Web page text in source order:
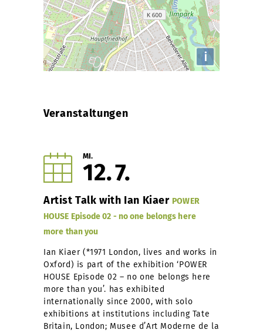
i
Veranstaltungen
MI.
12 7
Artist Talk with Ian Kiaer POWER
HOUSE Episode 02 - no one belongs here
more than you
Ian Kiaer (*1971 London, lives and works in
Oxford) is part of the exhibition ‘POWER
HOUSE Episode 02 – no one belongs here
more than you’. has exhibited
internationally since 2000, with solo
exhibitions at institutions including Tate
Britain, London; Musee d’Art Moderne de la